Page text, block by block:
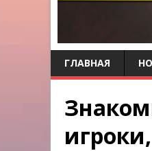
ГЛАВНАЯ